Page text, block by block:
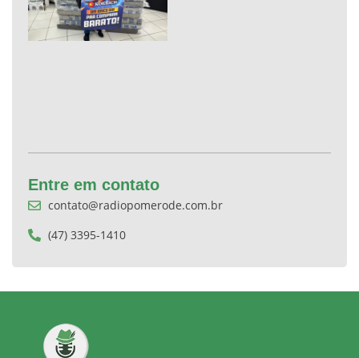
Entre em contato
contato@radiopomerode.com.br
(47) 3395-1410